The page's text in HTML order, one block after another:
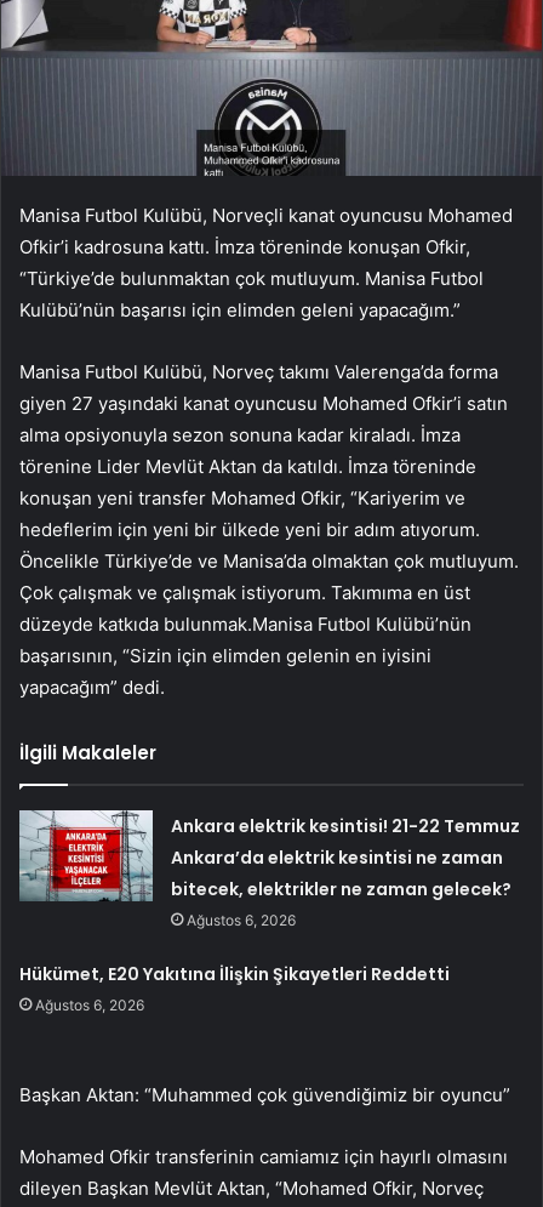
Manisa Futbol Kulübü, Norveçli kanat oyuncusu Mohamed
Ofkir’i kadrosuna kattı. İmza töreninde konuşan Ofkir,
“Türkiye’de bulunmaktan çok mutluyum. Manisa Futbol
Kulübü’nün başarısı için elimden geleni yapacağım.”
Manisa Futbol Kulübü, Norveç takımı Valerenga’da forma
giyen 27 yaşındaki kanat oyuncusu Mohamed Ofkir’i satın
alma opsiyonuyla sezon sonuna kadar kiraladı. İmza
törenine Lider Mevlüt Aktan da katıldı. İmza töreninde
konuşan yeni transfer Mohamed Ofkir, “Kariyerim ve
hedeflerim için yeni bir ülkede yeni bir adım atıyorum.
Öncelikle Türkiye’de ve Manisa’da olmaktan çok mutluyum.
Çok çalışmak ve çalışmak istiyorum. Takımıma en üst
düzeyde katkıda bulunmak.Manisa Futbol Kulübü’nün
başarısının, “Sizin için elimden gelenin en iyisini
yapacağım” dedi.
İlgili Makaleler
Ankara elektrik kesintisi! 21-22 Temmuz
Ankara’da elektrik kesintisi ne zaman
bitecek, elektrikler ne zaman gelecek?
Ağustos 6, 2026
Hükümet, E20 Yakıtına İlişkin Şikayetleri Reddetti
Ağustos 6, 2026
Başkan Aktan: “Muhammed çok güvendiğimiz bir oyuncu”
Mohamed Ofkir transferinin camiamız için hayırlı olmasını
dileyen Başkan Mevlüt Aktan, “Mohamed Ofkir, Norveç